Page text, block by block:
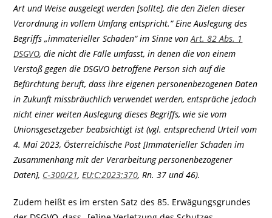
Art und Weise ausgelegt werden [sollte], die den Zielen dieser
Verordnung in vollem Umfang entspricht.“ Eine Auslegung des
Begriffs „immaterieller Schaden“ im Sinne vonArt. 82 Abs. 1
DSGVO, die nicht die Fälle umfasst, in denen die von einem
Verstoß gegen die DSGVO betroffene Person sich auf die
Befürchtung beruft, dass ihre eigenen personenbezogenen Daten
in Zukunft missbräuchlich verwendet werden, entspräche jedoch
nicht einer weiten Auslegung dieses Begriffs, wie sie vom
Unionsgesetzgeber beabsichtigt ist (vgl. entsprechend Urteil vom
4. Mai 2023, Österreichische Post [Immaterieller Schaden im
Zusammenhang mit der Verarbeitung personenbezogener
Daten], C‑300/21,EU:C:2023:370, Rn. 37 und 46).
Zudem heißt es im ersten Satz des 85. Erwägungsgrundes